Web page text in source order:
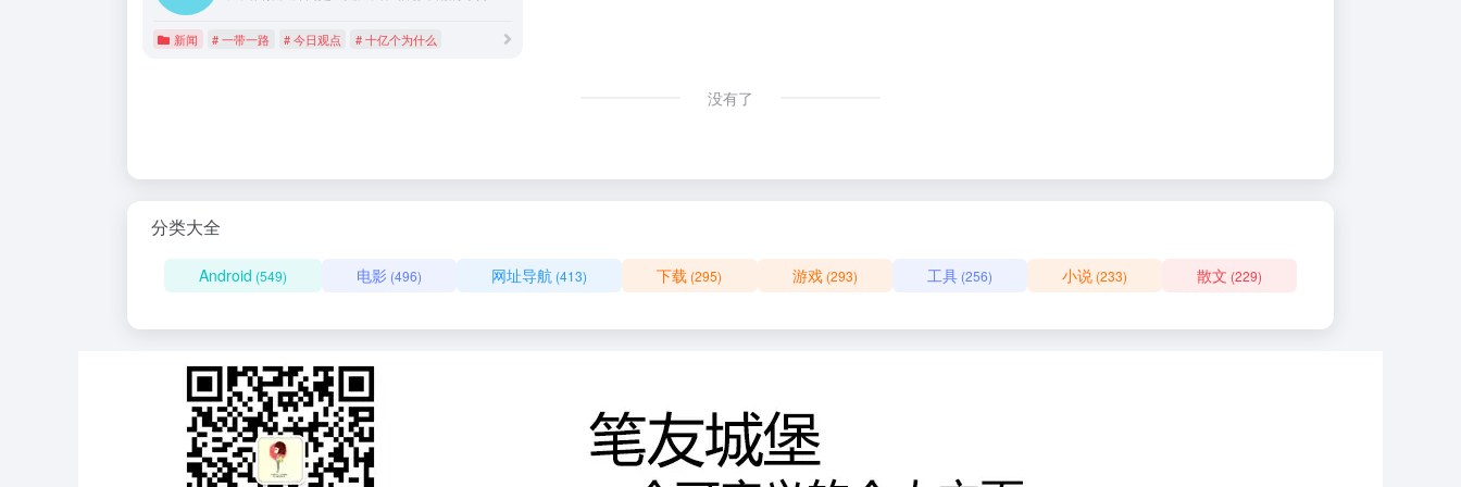
新闻 # 一带一路 # 今日观点 # 十亿个为什么
没有了
分类大全
Android (549) 电影 (496) 网址导航 (413) 下载 (295) 游戏(293) 工具(256) 小说(233) 散文 (229)